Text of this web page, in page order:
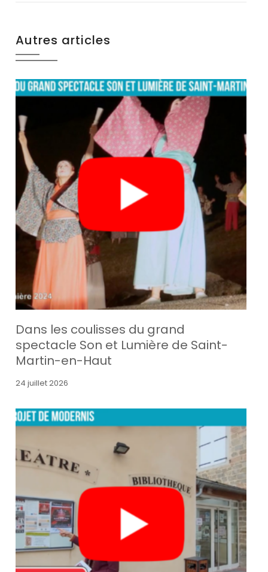
Autres articles
Dans les coulisses du grand
spectacle Son et Lumière de Saint-
Martin-en-Haut
24 juillet 2026